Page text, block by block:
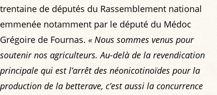
trentaine de députés du Rassemblement national
emmenée notamment par le député du Médoc
Grégoire de Fournas. « Nous sommes venus pour
soutenir nos agriculteurs. Au-delà de la revendication
principale qui est l’arrêt des néonicotinoïdes pour la
production de la betterave, c’est aussi la concurrence